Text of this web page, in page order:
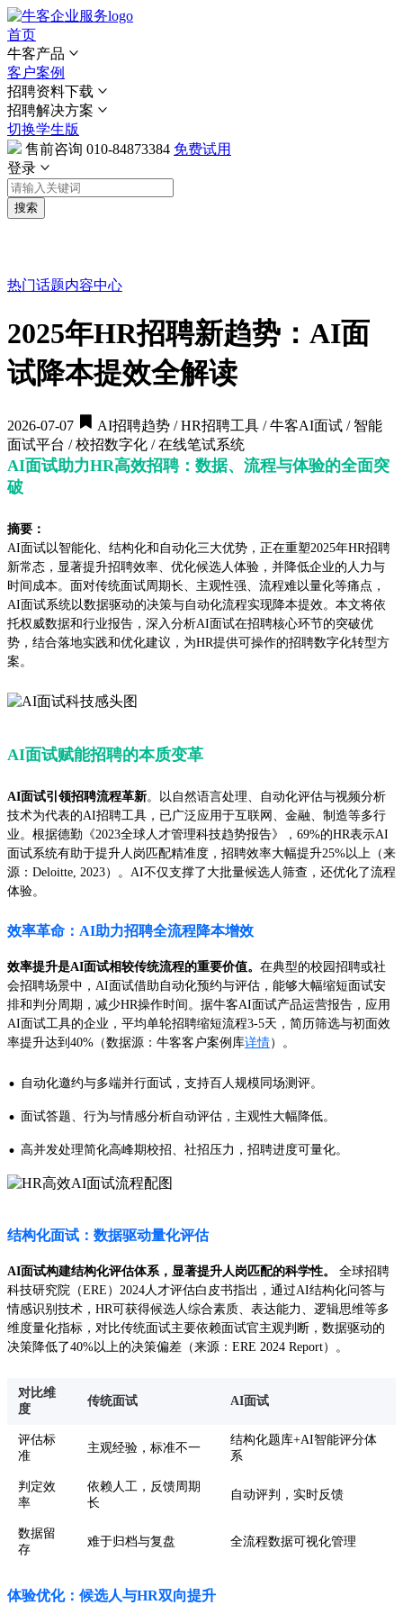
首页
牛客产品
客户案例
招聘资料下载
招聘解决方案
切换学生版
售前咨询 010-84873384 免费试用
登录
搜索
热门话题内容中心
2025年HR招聘新趋势：AI面
试降本提效全解读
2026-07-07
AI招聘趋势 / HR招聘工具 / 牛客AI面试 / 智能
面试平台 / 校招数字化 / 在线笔试系统
AI面试助力HR高效招聘：数据、流程与体验的全面突
破
摘要：
AI面试以智能化、结构化和自动化三大优势，正在重塑2025年HR招聘
新常态，显著提升招聘效率、优化候选人体验，并降低企业的人力与
时间成本。面对传统面试周期长、主观性强、流程难以量化等痛点，
AI面试系统以数据驱动的决策与自动化流程实现降本提效。本文将依
托权威数据和行业报告，深入分析AI面试在招聘核心环节的突破优
势，结合落地实践和优化建议，为HR提供可操作的招聘数字化转型方
案。
AI面试赋能招聘的本质变革
AI面试引领招聘流程革新。以自然语言处理、自动化评估与视频分析
技术为代表的AI招聘工具，已广泛应用于互联网、金融、制造等多行
业。根据德勤《2023全球人才管理科技趋势报告》，69%的HR表示AI
面试系统有助于提升人岗匹配精准度，招聘效率大幅提升25%以上（来
源：Deloitte, 2023）。AI不仅支撑了大批量候选人筛查，还优化了流程
体验。
效率革命：AI助力招聘全流程降本增效
效率提升是AI面试相较传统流程的重要价值。 在典型的校园招聘或社
会招聘场景中，AI面试借助自动化预约与评估，能够大幅缩短面试安
排和判分周期，减少HR操作时间。据牛客AI面试产品运营报告，应用
AI面试工具的企业，平均单轮招聘缩短流程3-5天，简历筛选与初面效
率提升达到40%（数据源：牛客客户案例库详情）。
· 自动化邀约与多端并行面试，支持百人规模同场测评。
· 面试答题、行为与情感分析自动评估，主观性大幅降低。
· 高并发处理简化高峰期校招、社招压力，招聘进度可量化。
结构化面试：数据驱动量化评估
AI面试构建结构化评估体系，显著提升人岗匹配的科学性。
全球招聘
科技研究院（ERE）2024人才评估白皮书指出，通过AI结构化问答与
情感识别技术，HR可获得候选人综合素质、表达能力、逻辑思维等多
维度量化指标，对比传统面试主要依赖面试官主观判断，数据驱动的
决策降低了40%以上的决策偏差（来源：ERE 2024 Report）。
对比维
度
传统面试 AI面试
评估标
准
主观经验，标准不一
结构化题库+AI智能评分体
系
判定效
率
依赖人工，反馈周期
长
自动评判，实时反馈
数据留
存
难于归档与复盘 全流程数据可视化管理
体验优化：候选人与HR双向提升